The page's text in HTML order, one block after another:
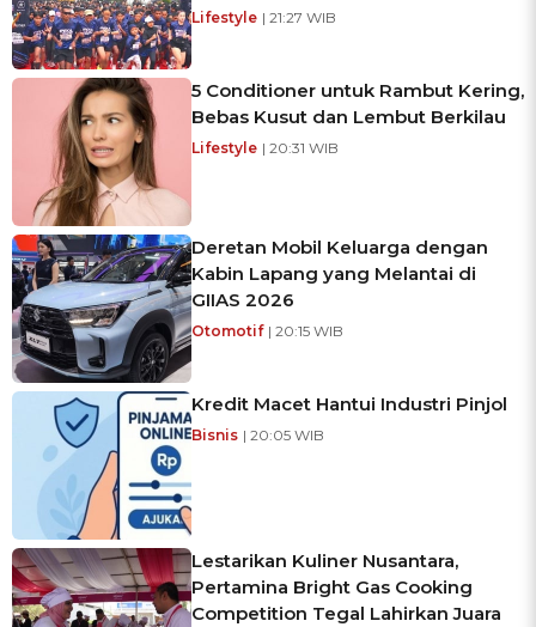
Lifestyle | 21:27 WIB
5 Conditioner untuk Rambut Kering,
Bebas Kusut dan Lembut Berkilau
Lifestyle | 20:31 WIB
Deretan Mobil Keluarga dengan
Kabin Lapang yang Melantai di
GIIAS 2026
Otomotif | 20:15 WIB
Kredit Macet Hantui Industri Pinjol
Bisnis | 20:05 WIB
Lestarikan Kuliner Nusantara,
Pertamina Bright Gas Cooking
Competition Tegal Lahirkan Juara